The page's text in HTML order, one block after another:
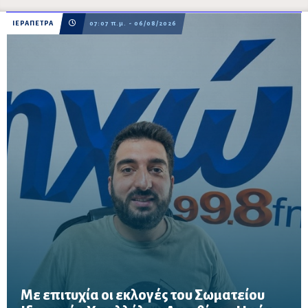
ΙΕΡΑΠΕΤΡΑ 07:07 π.μ. - 06/08/2026
Με επιτυχία οι εκλογές του Σωματείου